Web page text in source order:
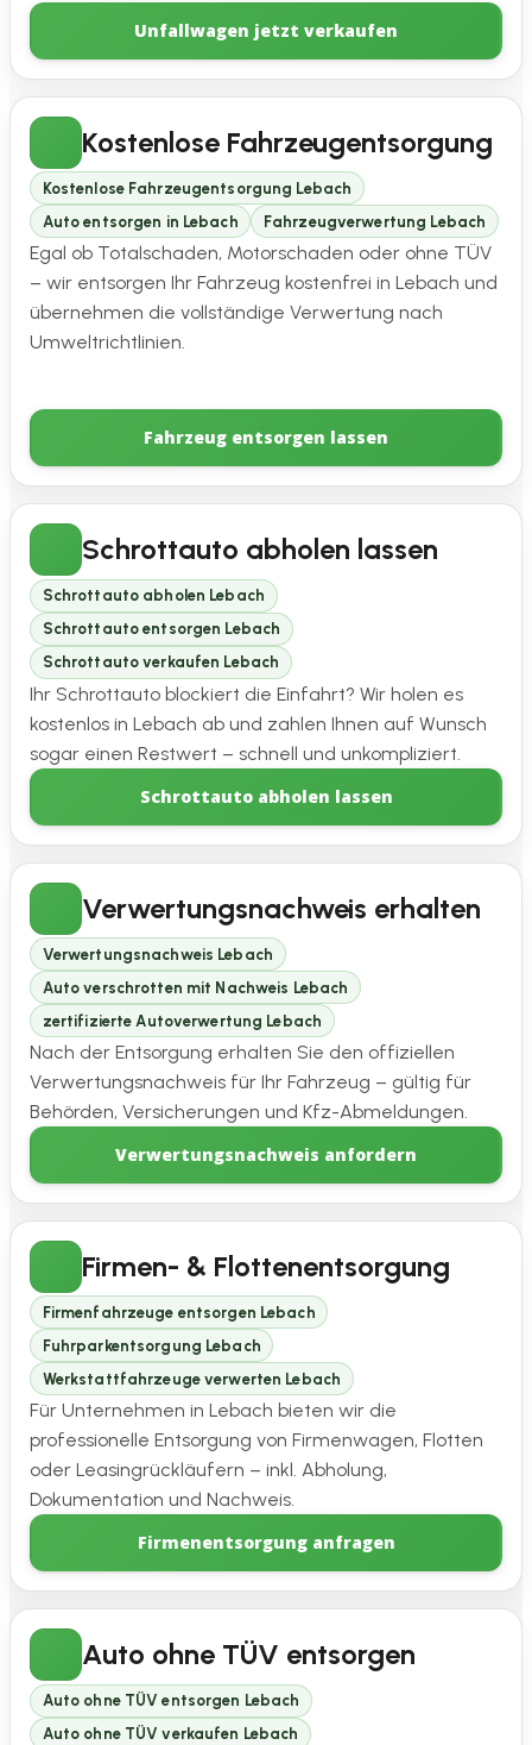
Unfallwagen jetzt verkaufen
Kostenlose Fahrzeugentsorgung
Kostenlose Fahrzeugentsorgung Lebach
Auto entsorgen in Lebach
Fahrzeugverwertung Lebach
Egal ob Totalschaden, Motorschaden oder ohne TÜV
– wir entsorgen Ihr Fahrzeug kostenfrei in Lebach und
übernehmen die vollständige Verwertung nach
Umweltrichtlinien.
Fahrzeug entsorgen lassen
Schrottauto abholen lassen
Schrottauto abholen Lebach
Schrottauto entsorgen Lebach
Schrottauto verkaufen Lebach
Ihr Schrottauto blockiert die Einfahrt? Wir holen es
kostenlos in Lebach ab und zahlen Ihnen auf Wunsch
sogar einen Restwert – schnell und unkompliziert.
Schrottauto abholen lassen
Verwertungsnachweis erhalten
Verwertungsnachweis Lebach
Auto verschrotten mit Nachweis Lebach
zertifizierte Autoverwertung Lebach
Nach der Entsorgung erhalten Sie den offiziellen
Verwertungsnachweis für Ihr Fahrzeug – gültig für
Behörden, Versicherungen und Kfz-Abmeldungen.
Verwertungsnachweis anfordern
Firmen- & Flottenentsorgung
Firmenfahrzeuge entsorgen Lebach
Fuhrparkentsorgung Lebach
Werkstattfahrzeuge verwerten Lebach
Für Unternehmen in Lebach bieten wir die
professionelle Entsorgung von Firmenwagen, Flotten
oder Leasingrückläufern – inkl. Abholung,
Dokumentation und Nachweis.
Firmenentsorgung anfragen
Auto ohne TÜV entsorgen
Auto ohne TÜV entsorgen Lebach
Auto ohne TÜV verkaufen Lebach